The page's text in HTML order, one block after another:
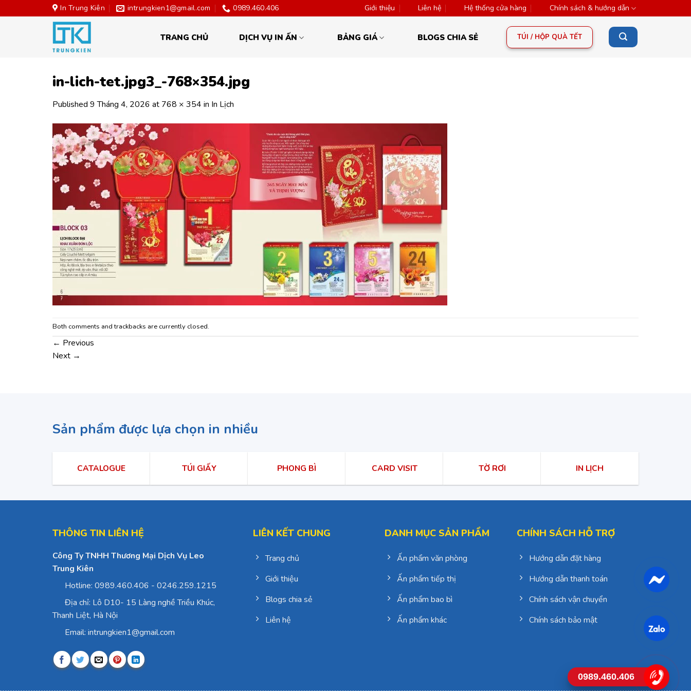
to
In Trung Kiên intrungkien1@gmail.com 0989.460.406 Giới thiệu Liên hệ Hệ thống cửa hàng Chính sách & hướng dẫn
TRANG CHỦ DỊCH VỤ IN ẤN BẢNG GIÁ BLOGS CHIA SẺ TÚI / HỘP QUÀ TẾT
in-lich-tet.jpg3_-768×354.jpg
Published 9 Tháng 4, 2026 at 768 × 354 in In Lịch
Both comments and trackbacks are currently closed.
← Previous
Next →
Sản phẩm được lựa chọn in nhiều
CATALOGUE TÚI GIẤY PHONG BÌ CARD VISIT TỜ RƠI IN LỊCH
THÔNG TIN LIÊN HỆ
Công Ty TNHH Thương Mại Dịch Vụ Leo
Trung Kiên
Hotline: 0989.460.406 - 0246.259.1215
Địa chỉ: Lô D10- 15 Làng nghề Triều Khúc,
Thanh Liệt, Hà Nội
Email: intrungkien1@gmail.com
LIÊN KẾT CHUNG
Trang chủ
Giới thiệu
Blogs chia sẻ
Liên hệ
DANH MỤC SẢN PHẨM
Ấn phẩm văn phòng
Ấn phẩm tiếp thị
Ấn phẩm bao bì
Ấn phẩm khác
CHÍNH SÁCH HỖ TRỢ
Hướng dẫn đặt hàng
Hướng dẫn thanh toán
Chính sách vận chuyển
Chính sách bảo mật
0989.460.406